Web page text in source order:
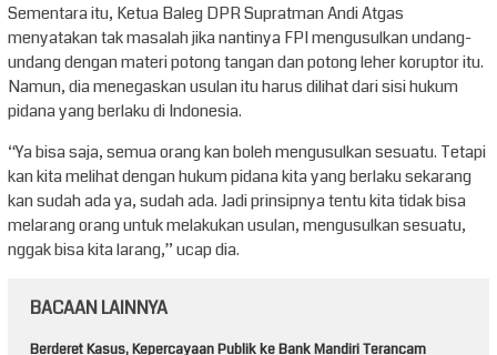
Sementara itu, Ketua Baleg DPR Supratman Andi Atgas
menyatakan tak masalah jika nantinya FPI mengusulkan undang-
undang dengan materi potong tangan dan potong leher koruptor itu.
Namun, dia menegaskan usulan itu harus dilihat dari sisi hukum
pidana yang berlaku di Indonesia.
“Ya bisa saja, semua orang kan boleh mengusulkan sesuatu. Tetapi
kan kita melihat dengan hukum pidana kita yang berlaku sekarang
kan sudah ada ya, sudah ada. Jadi prinsipnya tentu kita tidak bisa
melarang orang untuk melakukan usulan, mengusulkan sesuatu,
nggak bisa kita larang,” ucap dia.
BACAAN LAINNYA
Berderet Kasus, Kepercayaan Publik ke Bank Mandiri Terancam